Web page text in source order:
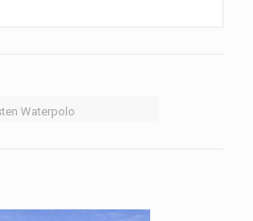
Waterpolo